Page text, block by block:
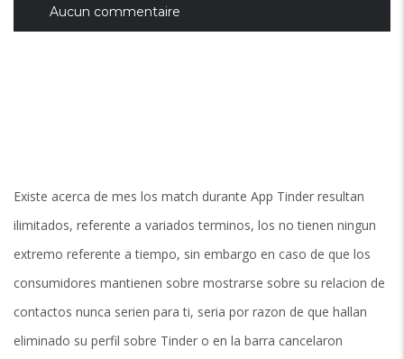
Aucun commentaire
Existe acerca de mes los match durante App Tinder resultan
ilimitados, referente a variados terminos, los no tienen ningun
extremo referente a tiempo, sin embargo en caso de que los
consumidores mantienen sobre mostrarse sobre su relacion de
contactos nunca seri­en para ti, seri­a por razon de que hallan
eliminado su perfil sobre Tinder o en la barra cancelaron